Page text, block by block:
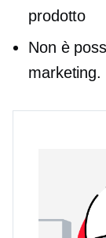
prodotto
Non è
marketing.